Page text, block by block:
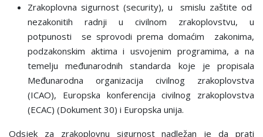
Zrakoplovna sigurnost (security), u smislu zaštite od
nezakonitih radnji u civilnom zrakoplovstvu, u
potpunosti se sprovodi prema domaćim zakonima,
podzakonskim aktima i usvojenim programima, a na
temelju međunarodnih standarda koje je propisala
Međunarodna organizacija civilnog zrakoplovstva
(ICAO), Europska konferencija civilnog zrakoplovstva
(ECAC) (Dokument 30) i Europska unija.
Odsjek za zrakoplovnu sigurnost nadležan je da prati